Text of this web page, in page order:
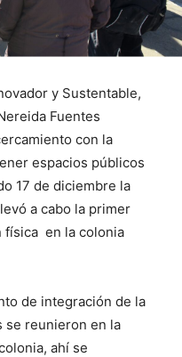
y Sustentable,
Fuentes
con la
espacios públicos
17 de diciembre la
a cabo la primer
física en la colonia
de integración de la
se reunieron en la
ahí se